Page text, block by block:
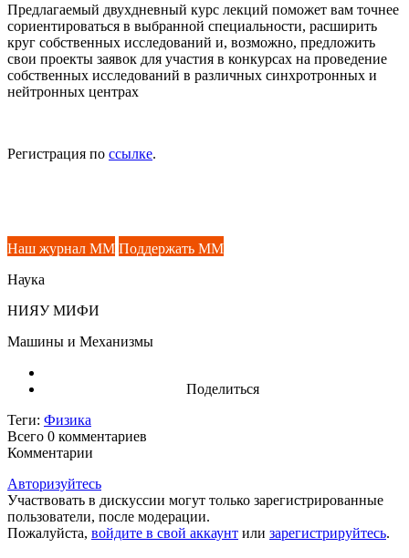
Предлагаемый двухдневный курс лекций поможет вам точнее
сориентироваться в выбранной специальности, расширить
круг собственных исследований и, возможно, предложить
свои проекты заявок для участия в конкурсах на проведение
собственных исследований в различных синхротронных и
нейтронных центрах
Регистрация по ссылке.
Наш журнал ММ Поддержать ММ
Наука
НИЯУ МИФИ
Машины и Механизмы
Поделиться
Теги: Физика
Всего 0 комментариев
Комментарии
Авторизуйтесь
Участвовать в дискуссии могут только зарегистрированные
пользователи, после модерации.
Пожалуйста, войдите в свой аккаунт или зарегистрируйтесь.